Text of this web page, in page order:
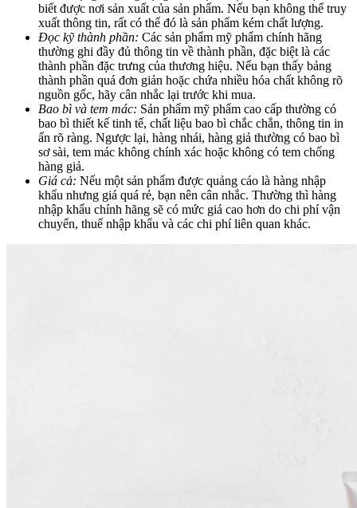
biết được nơi sản xuất của sản phẩm. Nếu bạn không thể truy
xuất thông tin, rất có thể đó là sản phẩm kém chất lượng.
Đọc kỹ thành phần: Các sản phẩm mỹ phẩm chính hãng
thường ghi đầy đủ thông tin về thành phần, đặc biệt là các
thành phần đặc trưng của thương hiệu. Nếu bạn thấy bảng
thành phần quá đơn giản hoặc chứa nhiều hóa chất không rõ
nguồn gốc, hãy cân nhắc lại trước khi mua.
Bao bì và tem mác: Sản phẩm mỹ phẩm cao cấp thường có
bao bì thiết kế tinh tế, chất liệu bao bì chắc chắn, thông tin in
ấn rõ ràng. Ngược lại, hàng nhái, hàng giả thường có bao bì
sơ sài, tem mác không chính xác hoặc không có tem chống
hàng giả.
Giá cả: Nếu một sản phẩm được quảng cáo là hàng nhập
khẩu nhưng giá quá rẻ, bạn nên cân nhắc. Thường thì hàng
nhập khẩu chính hãng sẽ có mức giá cao hơn do chi phí vận
chuyển, thuế nhập khẩu và các chi phí liên quan khác.